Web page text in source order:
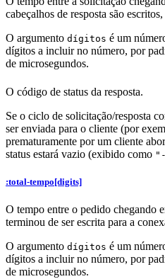
cabeçalhos de resposta são
O argumento dígitos é um
dígitos a incluir no número, por
de microsegundos.
O código de status da resposta.
Se o ciclo de solicitação/resposta
ser enviada para o cliente (por
prematuramente por um cliente
status estará vazio (exibido como
:total-tempo[digits]
O tempo entre o pedido chegando
terminou de ser escrita para a
O argumento dígitos é um
dígitos a incluir no número, por
de microsegundos.